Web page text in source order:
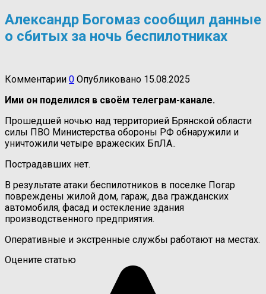
Александр Богомаз сообщил данные
о сбитых за ночь беспилотниках
Комментарии 0 Опубликовано 15.08.2025
Ими он поделился в своём телеграм-канале.
Прошедшей ночью над территорией Брянской области
силы ПВО Министерства обороны РФ обнаружили и
уничтожили четыре вражеских БпЛА..
Пострадавших нет.
В результате атаки беспилотников в поселке Погар
повреждены жилой дом, гараж, два гражданских
автомобиля, фасад и остекление здания
производственного предприятия.
Оперативные и экстренные службы работают на местах.
Оцените статью